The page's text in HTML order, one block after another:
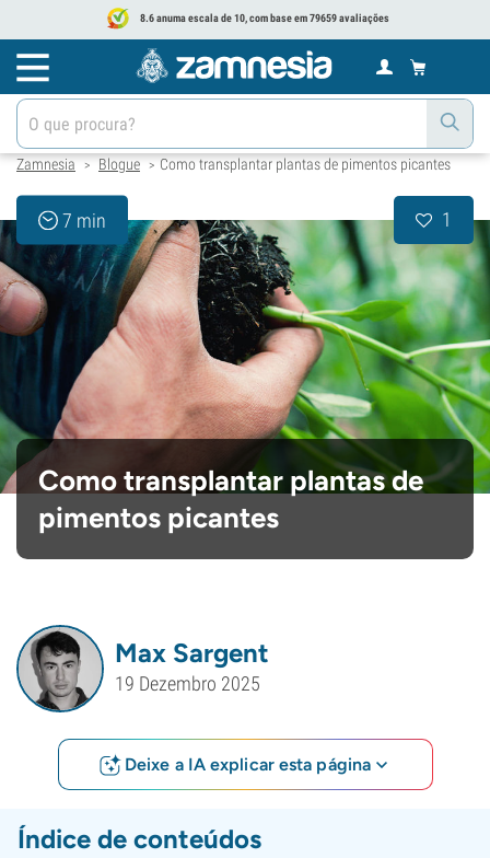
8.6 anuma escala de 10, com base em 79659 avaliações
Zamnesia > Blogue > Como transplantar plantas de pimentos picantes
7 min 1
Como transplantar plantas de
pimentos picantes
Max Sargent
19 Dezembro 2025
Deixe a IA explicar esta página
Índice de conteúdos